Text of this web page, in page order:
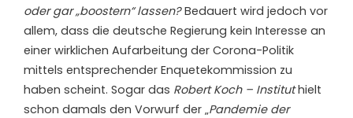
oder gar „boostern“ lassen?Bedauert wird jedoch vor
allem, dass die deutsche Regierung kein Interesse an
einer wirklichen Aufarbeitung der Corona-Politik
mittels entsprechender Enquetekommission zu
haben scheint. Sogar das Robert Koch – Instituthielt
schon damals den Vorwurf der „Pandemie der